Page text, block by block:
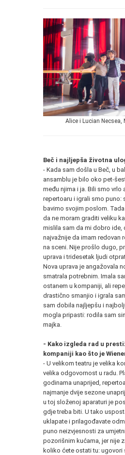
Alice i Lucian Necsea,
Beč i najljepša životna
- Kada sam došla u Beč, u
ansamblu je bilo oko pet-
među njima i ja. Bili smo vrlo
repertoaru i igrali smo puno:
bavimo svojim poslom.
da ne moram graditi veliku
mislila sam da mi dobro ide,
najvažnije da imam redovan
na sceni. Nije prošlo dugo,
uprava i tridesetak ljudi
Nova uprava je angažovala
smatrala potrebnim. Imala
ostanem u kompaniji, ali
drastično smanjio i igrala
sam dobila najljepšu i
mogla pripasti: rodila sam
majka.
- Kako izgleda rad u
kompaniji kao što je
- U velikom teatru je velika
velika odgovornost u radu.
godinama unaprijed,
najmanje dvije sezone
u toj složenoj aparaturi je
gdje treba biti. U tako
uklapate i prilagođavate
puno neizvjesnosti za
pozorišnim kućama, jer nije
koliko ćete ostati tu: ugovori